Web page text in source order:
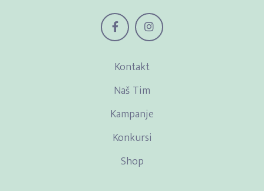
Kontakt
Naš Tim
Kampanje
Konkursi
Shop